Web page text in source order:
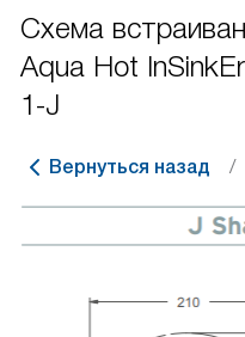
Схема
Aqua Hot
1-J
Вернуться назад